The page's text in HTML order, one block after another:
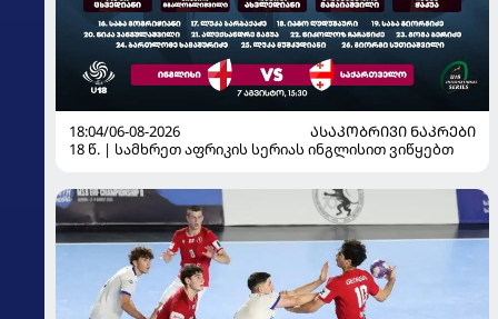
18:04/06-08-2026
ᲐᲡᲐᲙᲝᲑᲠᲘᲕᲘ ᲜᲐᲙᲠᲔᲑᲘ
18 წ. | სამხრეთ აფრიკის სერიას ინგლისით ვიწყებთ